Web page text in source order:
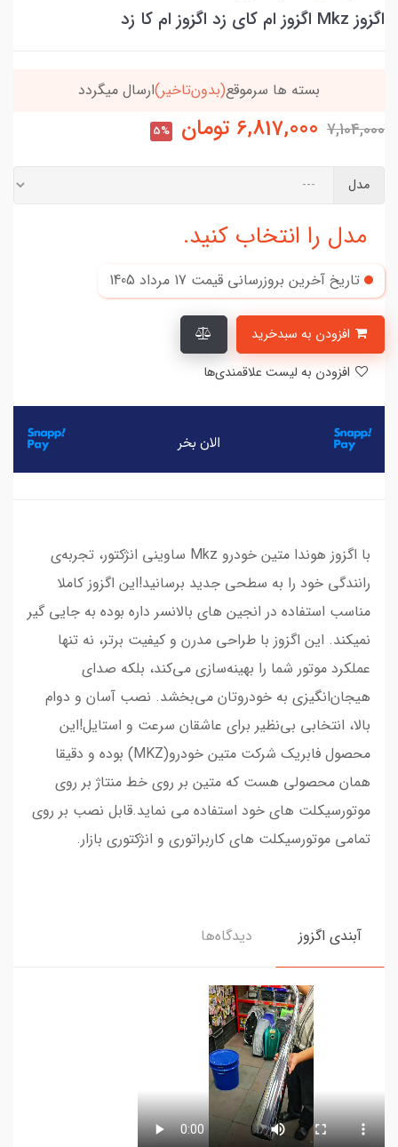
اگزوز Mkz اگزوز ام کای زد اگزوز ام کا زد
بسته ها سرموقع(بدون‌تاخیر)ارسال میگردد
7,104,000
6,817,000 تومان 5%
مدل
مدل را انتخاب کنید.
تاریخ آخرین بروزرسانی قیمت 17 مرداد 1405
با اگزوز هوندا متین خودرو Mkz ساوینی انژکتور، تجربه‌ی
رانندگی خود را به سطحی جدید برسانید!این اگزوز کاملا
مناسب استفاده در انجین های بالانسر داره بوده به جایی گیر
نمیکند. این اگزوز با طراحی مدرن و کیفیت برتر، نه تنها
عملکرد موتور شما را بهینه‌سازی می‌کند، بلکه صدای
هیجان‌انگیزی به خودروتان می‌بخشد. نصب آسان و دوام
بالا، انتخابی بی‌نظیر برای عاشقان سرعت و استایل!این
محصول فابریک شرکت متین خودرو(MKZ) بوده و دقیقا
همان محصولی هست که متین بر روی خط منتاژ بر روی
موتورسیکلت های خود استفاده می نماید.قابل نصب بر روی
تمامی موتورسیکلت های کاربراتوری و انژکتوری بازار.
آبندی اگزوز دیدگاه‌ها